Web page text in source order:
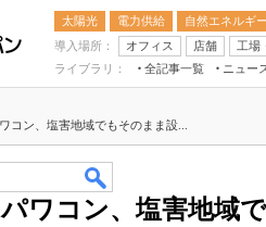
太陽光 電力供給 自然エネルギー
導入場所：
オフィス 店舗 工場
ライブラリ：
全記事一覧 ニュー
コン、塩害地域でもそのまま設...
ワコン、塩害地域